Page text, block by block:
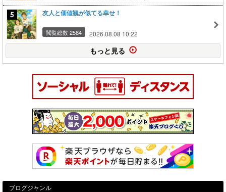
友人と価値観が似てる幸せ！
閲覧総数 2584 2026.08.08 10:22
もっと見る
ブログジャンル